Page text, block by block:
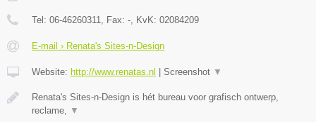
Tel: 06-46260311 , Fax: - , KvK: 02084209
E-mail › Renata's Sites-n-Design
Website: http://www.renatas.nl Screenshot ▼
Renata's Sites-n-Design is hét bureau voor grafisch ontwerp,
reclame,
▼